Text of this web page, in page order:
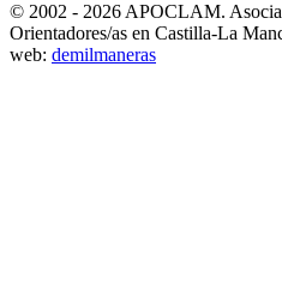
© 2002 - 2026 APOCLAM.
Orientadores/as en Castilla-La
web: demilmaneras